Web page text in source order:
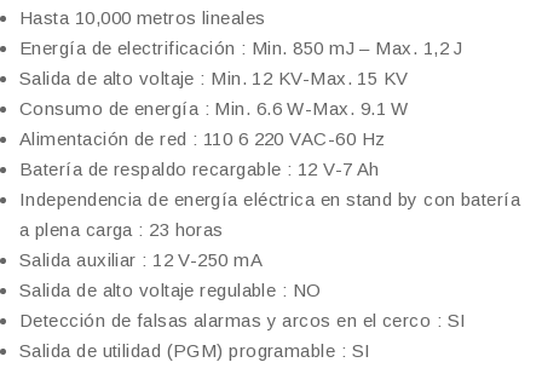
Hasta 10,000 metros lineales
Energía de electrificación : Min. 850 mJ – Max. 1,2 J
Salida de alto voltaje : Min. 12 KV-Max. 15 KV
Consumo de energía : Min. 6.6 W-Max. 9.1 W
Alimentación de red : 110 6 220 VAC-60 Hz
Batería de respaldo recargable : 12 V-7 Ah
Independencia de energía eléctrica en stand by con batería
a plena carga : 23 horas
Salida auxiliar : 12 V-250 mA
Salida de alto voltaje regulable : NO
Detección de falsas alarmas y arcos en el cerco : SI
Salida de utilidad (PGM) programable : SI